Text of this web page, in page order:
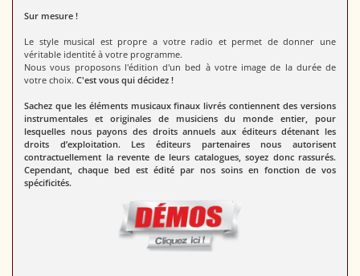
Sur mesure !
Le style musical est propre a votre radio et permet de donner une
véritable identité à votre programme.
Nous vous proposons l'édition d'un bed à votre image de la durée de
votre choix. C'est vous qui décidez !
Sachez que les éléments musicaux finaux livrés contiennent des versions
instrumentales et originales de musiciens du monde entier, pour
lesquelles nous payons des droits annuels aux éditeurs détenant les
droits d’exploitation. Les éditeurs partenaires nous autorisent
contractuellement la revente de leurs catalogues, soyez donc rassurés.
Cependant, chaque bed est édité par nos soins en fonction de vos
spécificités.